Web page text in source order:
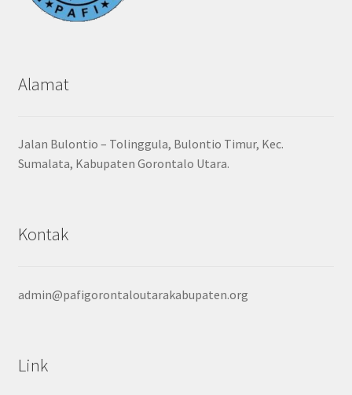
Alamat
Jalan Bulontio – Tolinggula, Bulontio Timur, Kec.
Sumalata, Kabupaten Gorontalo Utara.
Kontak
admin@pafigorontaloutarakabupaten.org
Link